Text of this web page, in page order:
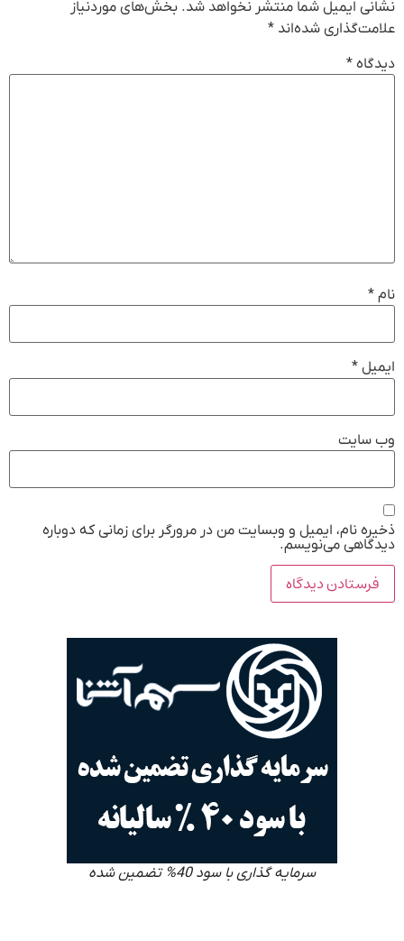
نشانی ایمیل شما منتشر نخواهد شد. بخش‌های موردنیاز
علامت‌گذاری شده‌اند *
دیدگاه *
نام *
ایمیل *
وب‌ سایت
ذخیره نام، ایمیل و وبسایت من در مرورگر برای زمانی که دوباره
دیدگاهی می‌نویسم.
سرمایه گذاری با سود 40% تضمین شده